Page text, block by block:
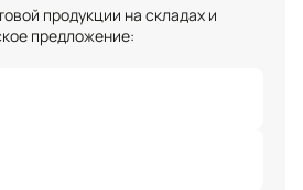
продукции на складах и
предложение: